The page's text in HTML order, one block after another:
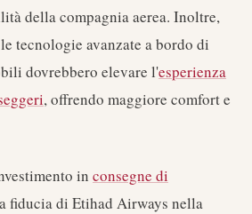
della compagnia aerea. Inoltre,
tecnologie avanzate a bordo di
dovrebbero elevare l'esperienza
, offrendo maggiore comfort e
in consegne di
fiducia di Etihad Airways nella